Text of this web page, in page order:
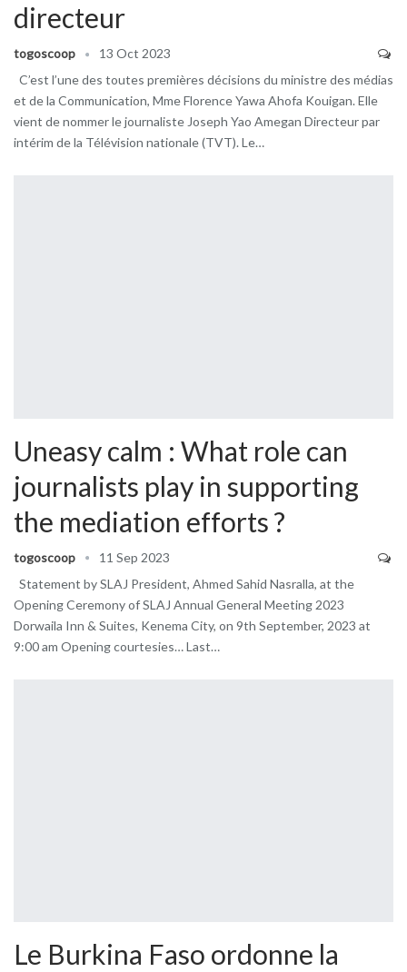
directeur
togoscoop
13 Oct 2023
C’est l’une des toutes premières décisions du ministre des médias
et de la Communication, Mme Florence Yawa Ahofa Kouigan. Elle
vient de nommer le journaliste Joseph Yao Amegan Directeur par
intérim de la Télévision nationale (TVT). Le…
Uneasy calm : What role can
journalists play in supporting
the mediation efforts ?
togoscoop
11 Sep 2023
Statement by SLAJ President, Ahmed Sahid Nasralla, at the
Opening Ceremony of SLAJ Annual General Meeting 2023
Dorwaila Inn & Suites, Kenema City, on 9th September, 2023 at
9:00 am Opening courtesies… Last…
Le Burkina Faso ordonne la